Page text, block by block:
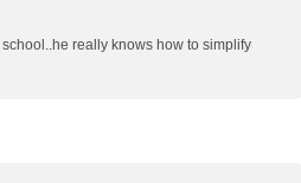
really knows how to simplify